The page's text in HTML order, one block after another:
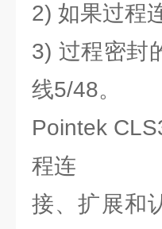
2) 如果过程
3) 过程密封
线5/48。
Pointek
程连
接、扩展和